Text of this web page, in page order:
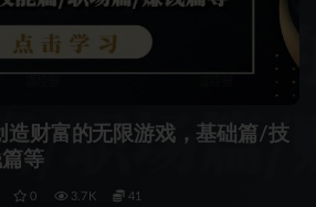
造财富的无限游戏，基础篇/技
等
0 3.7K 41